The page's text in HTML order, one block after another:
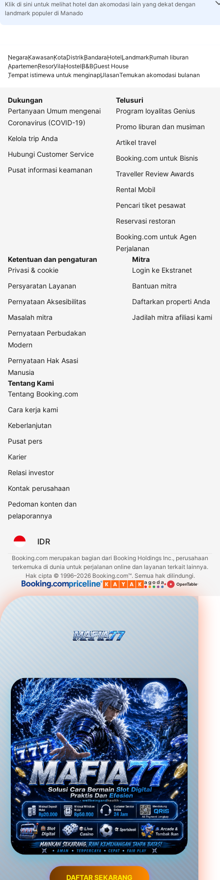
Klik di sini untuk melihat hotel dan akomodasi lain yang dekat dengan
landmark populer di Manado
NegaraKawasanKotaDistrikBandaraHotelLandmarkRumah liburan
ApartemenResorVilaHostelB&BGuest House
Tempat istimewa untuk menginapUlasanTemukan akomodasi bulanan
Dukungan
Pertanyaan Umum mengenai
Coronavirus (COVID-19)
Kelola trip Anda
Hubungi Customer Service
Pusat informasi keamanan
Telusuri
Program loyalitas Genius
Promo liburan dan musiman
Artikel travel
Booking.com untuk Bisnis
Traveller Review Awards
Rental Mobil
Pencari tiket pesawat
Reservasi restoran
Booking.com untuk Agen
Perjalanan
Ketentuan dan pengaturan
Privasi & cookie
Persyaratan Layanan
Pernyataan Aksesibilitas
Masalah mitra
Pernyataan Perbudakan
Modern
Pernyataan Hak Asasi
Manusia
Mitra
Login ke Ekstranet
Bantuan mitra
Daftarkan properti Anda
Jadilah mitra afiliasi kami
Tentang Kami
Tentang Booking.com
Cara kerja kami
Keberlanjutan
Pusat pers
Karier
Relasi investor
Kontak perusahaan
Pedoman konten dan
pelaporannya
IDR
Booking.com merupakan bagian dari Booking Holdings Inc., perusahaan
terkemuka di dunia untuk perjalanan online dan layanan terkait lainnya.
Hak cipta © 1996–2026 Booking.com™. Semua hak dilindungi.
DAFTAR SEKARANG